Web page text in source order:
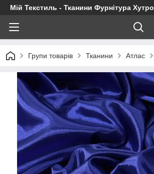
Мій Текстиль - Тканини Фурнітура Хутро
Групи товарів Тканини Атлас